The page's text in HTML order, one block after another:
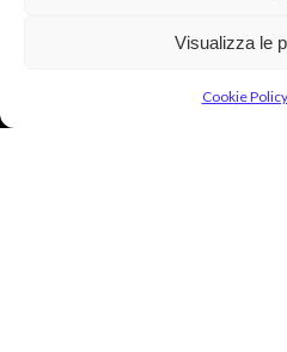
Visualizza le
Cookie Policy
Termini e